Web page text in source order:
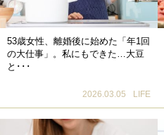
53歳女性、離婚後に始めた「年1回
の大仕事」。私にもできた…大豆
と･･･
2026.03.05 LIFE